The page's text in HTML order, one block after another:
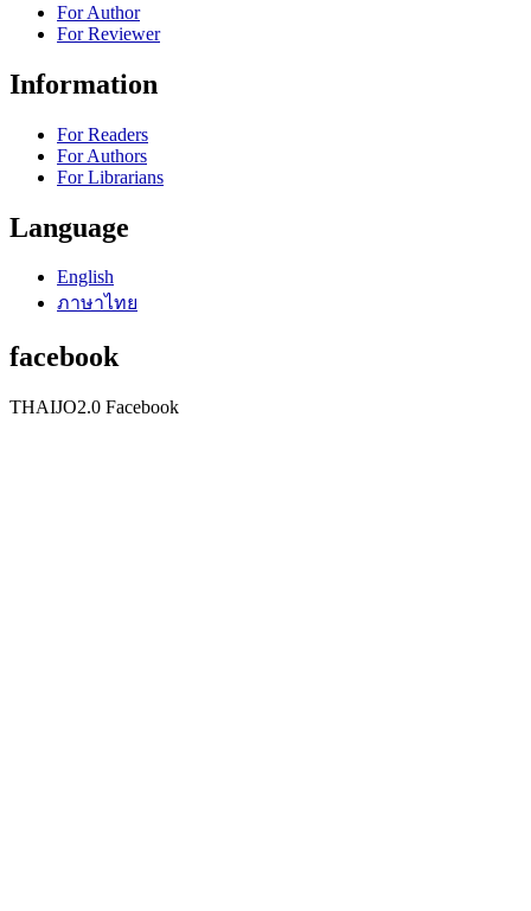
For Author
For Reviewer
Information
For Readers
For Authors
For Librarians
Language
English
ภาษาไทย
facebook
THAIJO2.0 Facebook